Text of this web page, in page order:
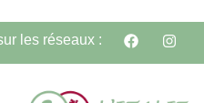
les réseaux :